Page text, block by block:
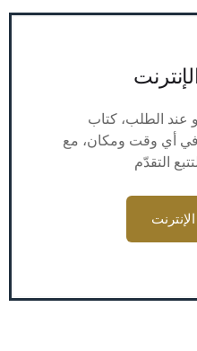
عند الطلب، كتاب
في أي وقت ومكان، مع